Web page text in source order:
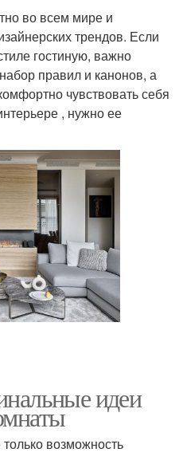
во всем мире и
трендов. Если
гостиную, важно
правил и канонов, а
чувствовать себя
, нужно ее
идеи
возможность